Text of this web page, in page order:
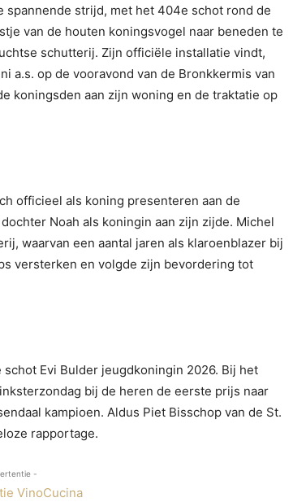
strijd, met het 404e schot rond de
van de houten koningsvogel naar beneden te
schutterij. Zijn officiële installatie vindt,
a.s. op de vooravond van de Bronkkermis van
koningsden aan zijn woning en de traktatie op
officieel als koning presenteren aan de
Noah als koningin aan zijn zijde. Michel
waarvan een aantal jaren als klaroenblazer bij
versterken en volgde zijn bevordering tot
Evi Bulder jeugdkoningin 2026. Bij het
bij de heren de eerste prijs naar
kampioen. Aldus Piet Bisschop van de St.
rapportage.
-